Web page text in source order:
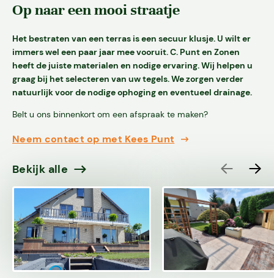
Diensten
Op naar een mooi straatje
Het bestraten van een terras is een secuur klusje. U wilt er
immers wel een paar jaar mee vooruit. C. Punt en Zonen
heeft de juiste materialen en nodige ervaring. Wij helpen u
graag bij het selecteren van uw tegels. We zorgen verder
natuurlijk voor de nodige ophoging en eventueel drainage.
Belt u ons binnenkort om een afspraak te maken?
Neem contact op met Kees Punt
Bekijk alle